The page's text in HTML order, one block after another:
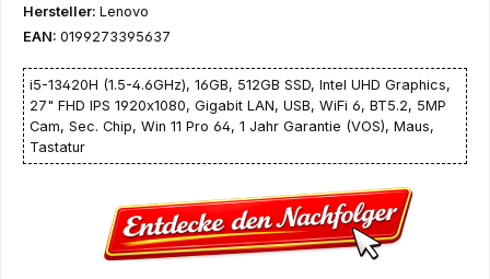
Hersteller: Lenovo
EAN: 0199273395637
i5-13420H (1.5-4.6GHz), 16GB, 512GB SSD, Intel UHD Graphics,
27" FHD IPS 1920x1080, Gigabit LAN, USB, WiFi 6, BT5.2, 5MP
Cam, Sec. Chip, Win 11 Pro 64, 1 Jahr Garantie (VOS), Maus,
Tastatur